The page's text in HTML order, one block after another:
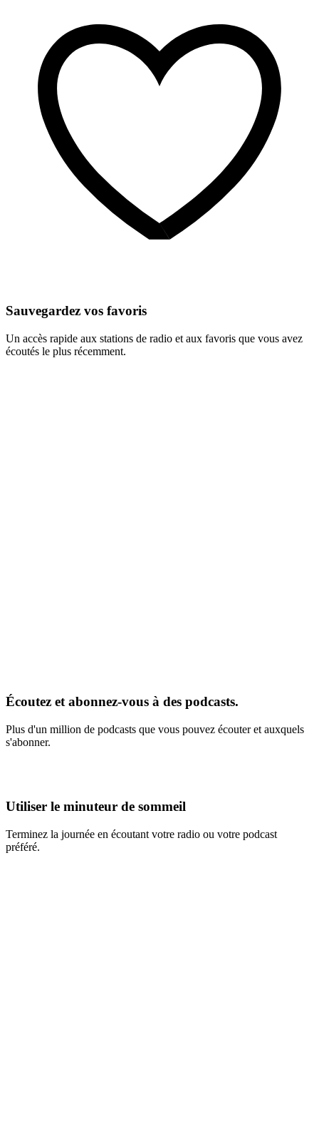
Sauvegardez vos favoris
Un accès rapide aux stations de radio et aux favoris que vous avez
écoutés le plus récemment.
Écoutez et abonnez-vous à des podcasts.
Plus d'un million de podcasts que vous pouvez écouter et auxquels
s'abonner.
Utiliser le minuteur de sommeil
Terminez la journée en écoutant votre radio ou votre podcast
préféré.